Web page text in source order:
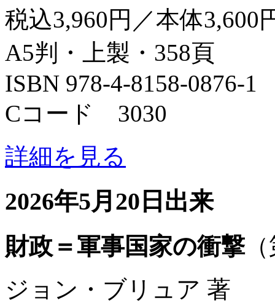
税込3,960円／本体3,600
A5判・上製・358頁
ISBN 978-4-8158-0876-1
Cコード 3030
詳細を見る
2026年5月20日出来
財政＝軍事国家の衝撃（
ジョン・ブリュア 著